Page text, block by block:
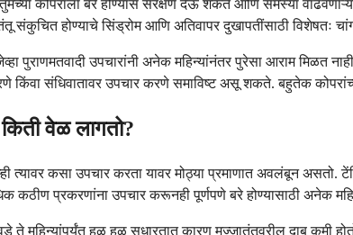
कोपराला बरे होण्यास संरक्षण देऊ शकते आणि समस्या
संकुचित होण्याचे सिंड्रोम आणि अतिवापर दुखापतींसाठी विशेषतः
पुराणमतवादी उपचारांनी अनेक महिन्यांनंतर पुरेसा आराम
संधिवातावर उपचार करणे समाविष्ट असू शकते. बहुतेक
किती वेळ लागतो?
त्यावर कसा उपचार करता यावर मोठ्या प्रमाणात अवलंबून असतो.
कठीण प्रकरणांना उपचार करूनही पूर्णपणे बरे होण्यासाठी अनेक
ते महिन्यांपर्यंत हळू हळू सुधारतात कारण मज्जातंतूवरील दाब